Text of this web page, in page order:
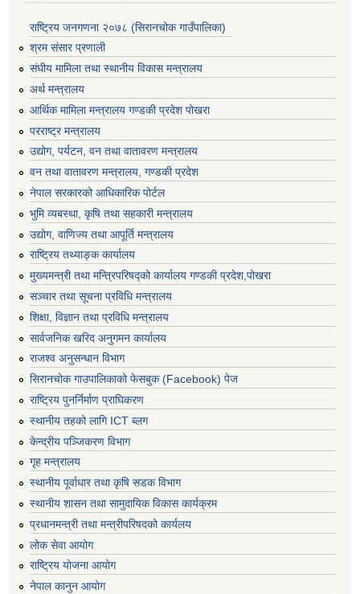
राष्ट्रिय जनगणना २०७८ (सिरानचोक गाउँपालिका)
श्रम संसार प्रणाली
संघीय मामिला तथा स्थानीय विकास मन्त्रालय
अर्थ मन्त्रालय
आर्थिक मामिला मन्त्रालय गण्डकी प्रदेश पोखरा
परराष्ट्र मन्त्रालय
उद्योग, पर्यटन, वन तथा वातावरण मन्त्रालय
वन तथा वातावरण मन्त्रालय, गण्डकी प्रदेश
नेपाल सरकारको आधिकारिक पोर्टल
भुमि व्यबस्था, कृषि तथा सहकारी मन्त्रालय
उद्योग, वाणिज्य तथा आपूर्ति मन्त्रालय
राष्ट्रिय तथ्याङ्क कार्यालय
मुख्यमन्त्री तथा मन्त्रिपरिषद्को कार्यालय गण्डकी प्रदेश,पोखरा
सञ्‍चार तथा सूचना प्रविधि मन्त्रालय
शिक्षा, विज्ञान तथा प्रविधि मन्त्रालय
सार्वजनिक खरिद अनुगमन कार्यालय
राजश्व अनुसन्धान विभाग
सिरानचोक गाउपालिकाको फेसबुक (Facebook) पेज
राष्ट्रिय पुनर्निर्माण प्राघिकरण
स्थानीय तहको लागि ICT ब्लग
केन्द्रीय पञ्जिकरण विभाग
गृह मन्त्रालय
स्थानीय पूर्वाधार तथा कृषि सडक विभाग
स्थानीय शासन तथा सामुदायिक विकास कार्यक्रम
प्रधानमन्त्री तथा मन्त्रीपरिषदको कार्यलय
लोक सेवा आयोग
राष्ट्रिय योजना आयोग
नेपाल कानुन आयोग